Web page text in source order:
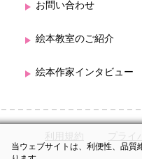
お問い合わせ
絵本教室のご紹介
絵本作家インタビュー
利用規約 プラ
当ウェブサイトは、利便性、品質